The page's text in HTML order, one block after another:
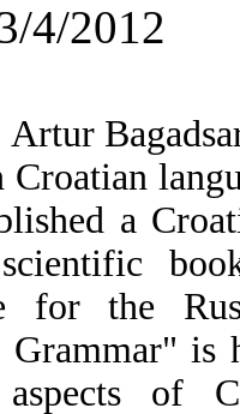
4/2012
Croatian
a
for the
Grammar"
of